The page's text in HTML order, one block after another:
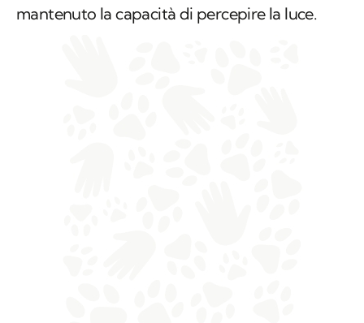
mantenuto la capacità di percepire la luce.